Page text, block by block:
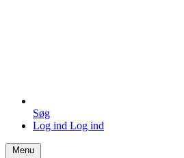
Søg
Log ind Log ind
Menu